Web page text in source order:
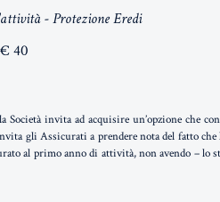
- Protezione Eredi
40
invita ad acquisire un’opzione che
gli Assicurati a prendere nota del fatto
al primo anno di attività, non avendo – lo